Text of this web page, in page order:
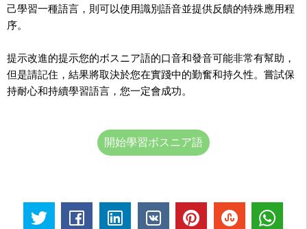
己學習一種語言，則可以使用識別語音並提供反饋的特殊應用程
序。
提示改進的提示您的ボスニア語的口音和發音可能非常有幫助，
但是請記住，結果將取決於您在實踐中的勤奮和持久性。嘗試保
持耐心和持續學習語言，您一定會成功。
開始學習ボスニア語